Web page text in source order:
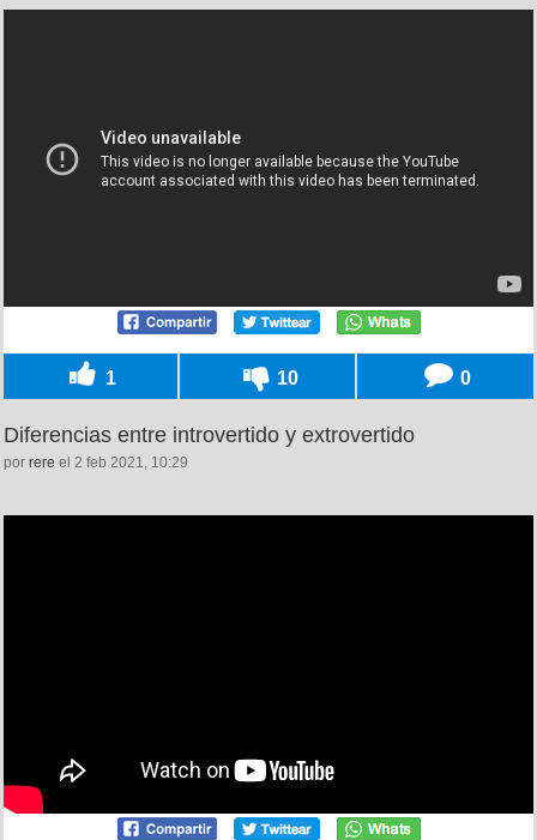
1 10 0
Diferencias entre introvertido y extrovertido
por rere el 2 feb 2021, 10:29